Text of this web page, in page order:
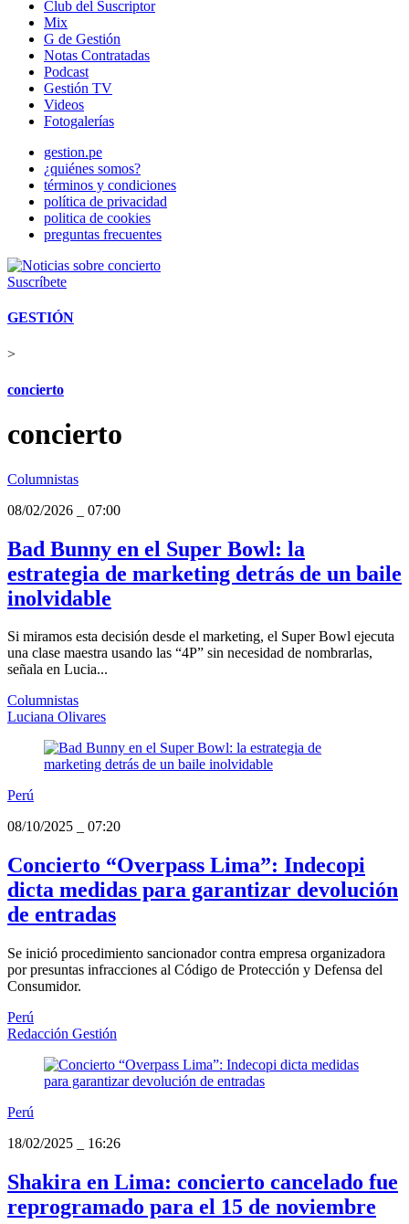
Club del Suscriptor
Mix
G de Gestión
Notas Contratadas
Podcast
Gestión TV
Videos
Fotogalerías
gestion.pe
¿quiénes somos?
términos y condiciones
política de privacidad
politica de cookies
preguntas frecuentes
Suscríbete
GESTIÓN
>
concierto
concierto
Columnistas
08/02/2026
07:00
Bad Bunny en el Super Bowl: la
estrategia de marketing detrás de un baile
inolvidable
Si miramos esta decisión desde el marketing, el Super Bowl ejecuta
una clase maestra usando las “4P” sin necesidad de nombrarlas,
señala en Lucia...
Columnistas
Luciana Olivares
Perú
08/10/2025
07:20
Concierto “Overpass Lima”: Indecopi
dicta medidas para garantizar devolución
de entradas
Se inició procedimiento sancionador contra empresa organizadora
por presuntas infracciones al Código de Protección y Defensa del
Consumidor.
Perú
Redacción Gestión
Perú
18/02/2025
16:26
Shakira en Lima: concierto cancelado fue
reprogramado para el 15 de noviembre